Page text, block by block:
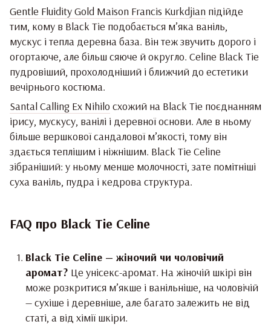
Gentle Fluidity Gold Maison Francis Kurkdjian підійде
тим, кому в Black Tie подобається м’яка ваніль,
мускус і тепла деревна база. Він теж звучить дорого і
огортаюче, але більш сяюче й округло. Celine Black Tie
пудровіший, прохолодніший і ближчий до естетики
вечірнього костюма.
Santal Calling Ex Nihilo схожий на Black Tie поєднанням
ірису, мускусу, ванілі і деревної основи. Але в ньому
більше вершкової сандалової м’якості, тому він
здається теплішим і ніжнішим. Black Tie Celine
зібраніший: у ньому менше молочності, зате помітніші
суха ваніль, пудра і кедрова структура.
FAQ про Black Tie Celine
Black Tie Celine — жіночий чи чоловічий
аромат? Це унісекс-аромат. На жіночій шкірі він
може розкритися м’якше і ванільніше, на чоловічій
— сухіше і деревніше, але багато залежить не від
статі, а від хімії шкіри.